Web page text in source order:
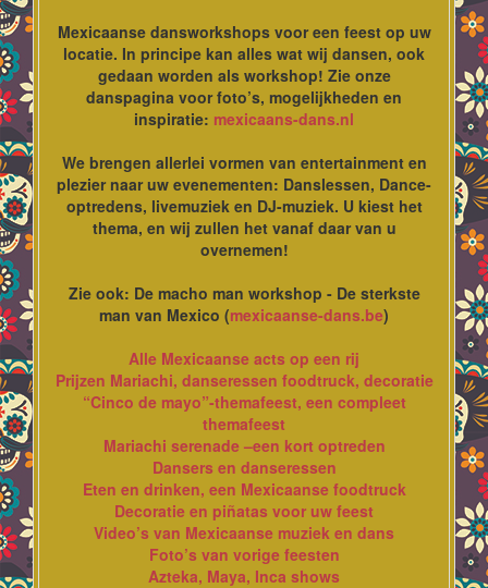
Mexicaanse dansworkshops voor een feest op uw
locatie. In principe kan alles wat wij dansen, ook
gedaan worden als workshop! Zie onze
danspagina voor foto’s, mogelijkheden en
inspiratie: mexicaans-dans.nl
We brengen allerlei vormen van entertainment en
plezier naar uw evenementen: Danslessen, Dance-
optredens, livemuziek en DJ-muziek. U kiest het
thema, en wij zullen het vanaf daar van u
overnemen!
Zie ook: De macho man workshop - De sterkste
man van Mexico (mexicaanse-dans.be)
Alle Mexicaanse acts op een rij
Prijzen Mariachi, danseressen foodtruck, decoratie
“Cinco de mayo”-themafeest, een compleet
themafeest
Mariachi serenade –een kort optreden
Dansers en danseressen
Eten en drinken, een Mexicaanse foodtruck
Decoratie en piñatas voor uw feest
Video’s van Mexicaanse muziek en dans
Foto’s van vorige feesten
Azteka, Maya, Inca shows